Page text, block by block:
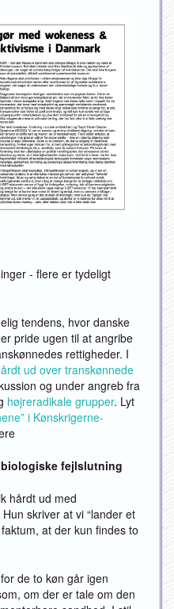
- flere er tydeligt
tendens, hvor danske
pride ugen til at angribe
rettigheder. I
ud over transkønnede
og under angreb fra
højreradikale grupper. Lyt
i Kønskrigerne-
biologiske fejlslutning
hårdt ud med
skriver at vi “lander et
at der kun findes to
de to køn går igen
om der er tale om den